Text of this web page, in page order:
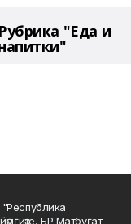
Рубрика "Еда и
БР Матбуғат